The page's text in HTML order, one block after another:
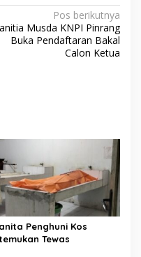
Pos berikutnya
Musda KNPI Pinrang
Buka Pendaftaran Bakal
Calon Ketua
Penghuni Kos
Tewas